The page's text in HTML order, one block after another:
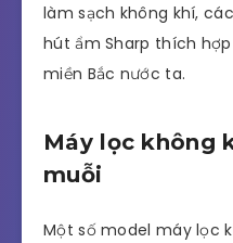
làm sạch không khí,
hút ẩm Sharp thích
miền Bắc nước ta.
Máy lọc không
muỗi
Một số model máy lọc